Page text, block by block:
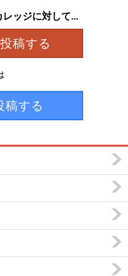
ッジに対して...
稿する
稿する